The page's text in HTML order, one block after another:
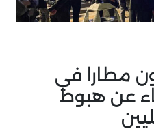
مطارا في
عن هبوط